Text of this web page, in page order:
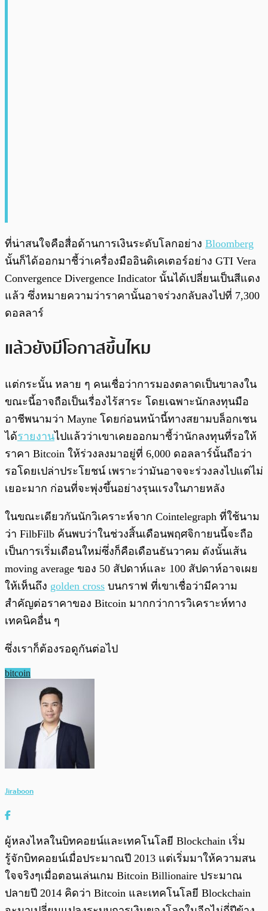
ที่น่าสนใจคือสื่อด้านการเงินระดับโลกอย่าง Bloomberg
นั้นก็ได้ออกมาชี้ว่าเครื่องมืออินดิเคเตอร์อย่าง GTI Vera
Convergence Divergence Indicator นั้นได้เปลี่ยนเป็นสีแดง
แล้ว ซึ่งหมายความว่าราคานั้นอาจร่วงกลับลงไปที่ 7,300
ดอลลาร์
แล้วยังมีโอกาสขึ้นไหม
แต่กระนั้น หลาย ๆ คนเชื่อว่าการมองตลาดเป็นขาลงใน
ขณะนี้อาจถือเป็นเรื่องไร้สาระ โดยเฉพาะนักลงทุนมือ
อาชีพนามว่า Mayne โดยก่อนหน้านี้ทางสยามบล็อกเชน
ได้รายงานไปแล้วว่าเขาเคยออกมาชี้ว่านักลงทุนที่รอให้
ราคา Bitcoin ให้ร่วงลงมาอยู่ที่ 6,000 ดอลลาร์นั้นถือว่า
รอโดยเปล่าประโยชน์ เพราะว่ามันอาจจะร่วงลงไปแต่ไม่
เยอะมาก ก่อนที่จะพุ่งขึ้นอย่างรุนแรงในภายหลัง
ในขณะเดียวกันนักวิเคราะห์จาก Cointelegraph ที่ใช้นาม
ว่า FilbFilb ค้นพบว่าในช่วงสิ้นเดือนพฤศจิกายนนี้จะถือ
เป็นการเริ่มเดือนใหม่ซึ่งก็คือเดือนธันวาคม ดังนั้นเส้น
moving average ของ 50 สัปดาห์และ 100 สัปดาห์อาจเผย
ให้เห็นถึง golden cross บนกราฟ ที่เขาเชื่อว่ามีความ
สำคัญต่อราคาของ Bitcoin มากกว่าการวิเคราะห์ทาง
เทคนิคอื่น ๆ
ซึ่งเราก็ต้องรอดูกันต่อไป
bitcoin
Jiraboon
ผู้หลงไหลในบิทคอยน์และเทคโนโลยี Blockchain เริ่ม
รู้จักบิทคอยน์เมื่อประมาณปี 2013 แต่เริ่มมาให้ความสน
ใจจริงๆเมื่อตอนเล่นเกม Bitcoin Billionaire ประมาณ
ปลายปี 2014 คิดว่า Bitcoin และเทคโนโลยี Blockchain